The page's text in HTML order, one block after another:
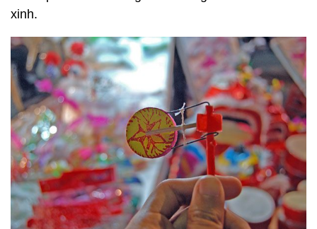
xinh.